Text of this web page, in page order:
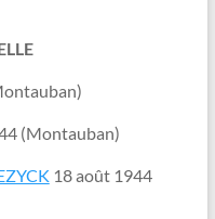
(Montauban)
18 août 1944